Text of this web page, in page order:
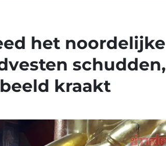
het noordelijke
schudden,
kraakt